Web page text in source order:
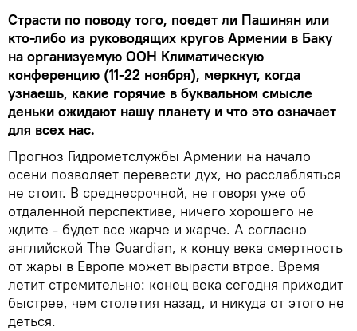
Страсти по поводу того, поедет ли Пашинян или
кто-либо из руководящих кругов Армении в Баку
на организуемую ООН Климатическую
конференцию (11-22 ноября), меркнут, когда
узнаешь, какие горячие в буквальном смысле
деньки ожидают нашу планету и что это означает
для всех нас.
Прогноз Гидрометслужбы Армении на начало
осени позволяет перевести дух, но расслабляться
не стоит. В среднесрочной, не говоря уже об
отдаленной перспективе, ничего хорошего не
ждите - будет все жарче и жарче. А согласно
английской The Guardian, к концу века смертность
от жары в Европе может вырасти втрое. Время
летит стремительно: конец века сегодня приходит
быстрее, чем столетия назад, и никуда от этого не
деться.